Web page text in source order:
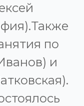
по
и